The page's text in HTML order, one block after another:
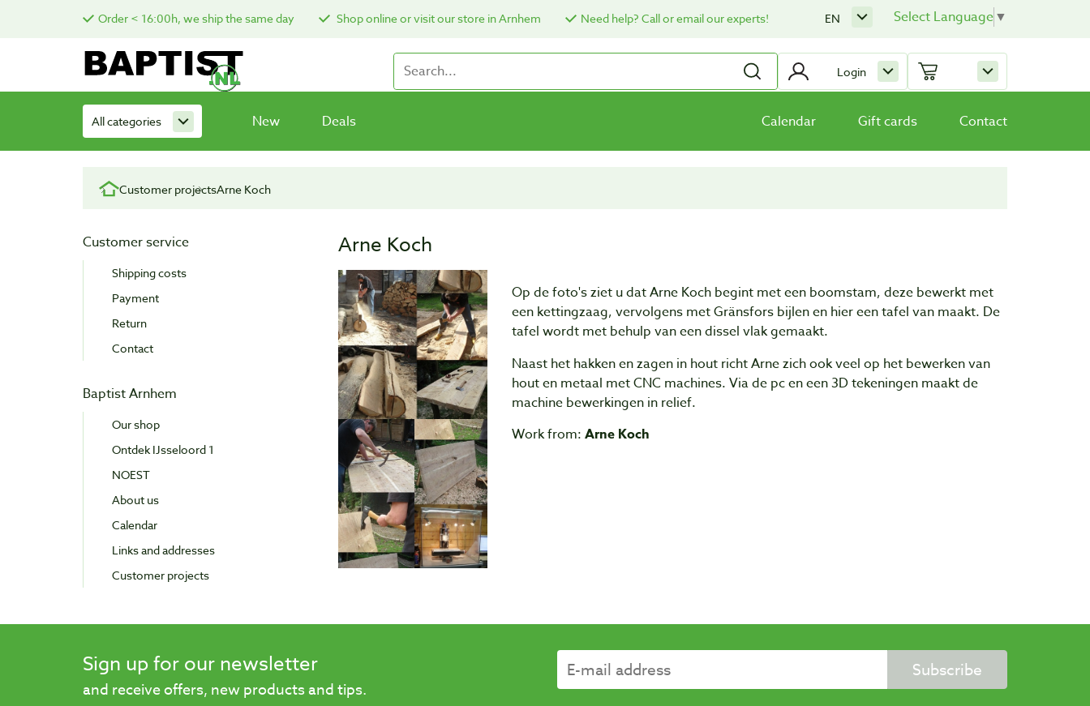
Order < 16:00h, we ship the same day Shop online or visit our store in Arnhem Need help? Call or email our experts! Select Language▼
EN
Login
All categories New Deals Calendar Gift cards Contact
Customer projectsArne Koch
Customer service
Shipping costs
Payment
Return
Contact
Baptist Arnhem
Our shop
Ontdek IJsseloord 1
NOEST
About us
Calendar
Links and addresses
Customer projects
Arne Koch
Op de foto's ziet u dat Arne Koch begint met een boomstam, deze bewerkt met
een kettingzaag, vervolgens met Gränsfors bijlen en hier een tafel van maakt. De
tafel wordt met behulp van een dissel vlak gemaakt.
Naast het hakken en zagen in hout richt Arne zich ook veel op het bewerken van
hout en metaal met CNC machines. Via de pc en een 3D tekeningen maakt de
machine bewerkingen in relief.
Work from: Arne Koch
Sign up for our newsletter
and receive offers, new products and tips.
Subscribe